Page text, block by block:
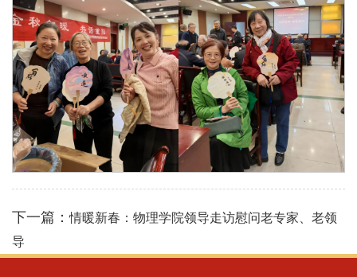
下一篇：情暖新春：物理学院领导走访慰问老专家、老领
导